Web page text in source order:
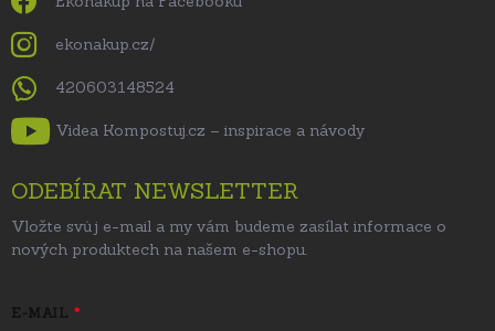
ekonakup.cz/
420603148524
Videa Kompostuj.cz – inspirace a návody
ODEBÍRAT NEWSLETTER
Vložte svůj e-mail a my vám budeme zasílat informace o
nových produktech na našem e-shopu.
E-MAIL